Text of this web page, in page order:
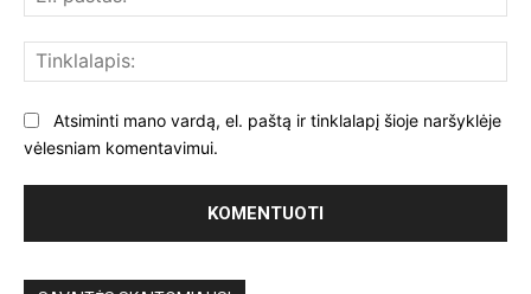
Atsiminti mano vardą, el. paštą ir tinklalapį šioje naršyklėje
vėlesniam komentavimui.